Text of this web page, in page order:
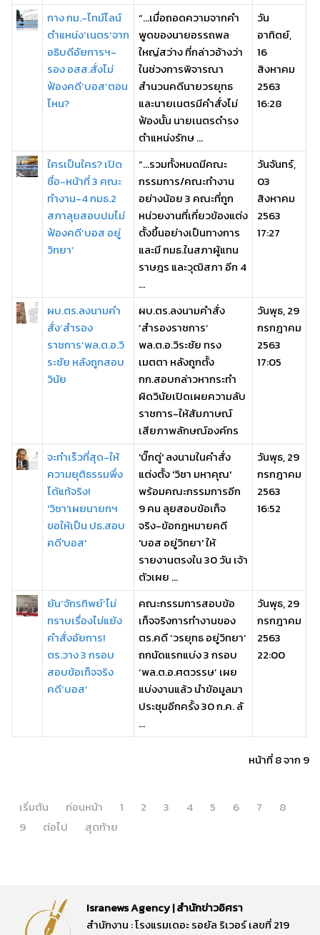
กาง กม.-ไทม์ไลน์
ตำแหน่ง‘เนตร’จาก
อธิบดีอัยการฯ-
รอง อสส.สั่งไม่
ฟ้องคดี‘บอส’ตอน
ไหน?
“...เมื่อถอดความจากคำ
พูดของนายอรรถพล
ใหญ่สว่าง ที่กล่าวอ้างว่า
ในช่วงการพิจารณา
สำนวนคดีนายวรยุทธ
และนายเนตรมีคำสั่งไม่
ฟ้องนั้น นายเนตรดำรง
ตำแหน่งรักษ ...
วัน
อาทิตย์,
16
สิงหาคม
2563
16:28
ใครเป็นใคร? เปิด
ชื่อ-หน้าที่ 3 คณะ
ทำงาน-4 กมธ.2
สภาลุยสอบปมไม่
ฟ้องคดี‘บอส อยู่
วิทยา’
“...รวมทั้งหมดมีคณะ
กรรมการ/คณะทำงาน
อย่างน้อย 3 คณะที่ถูก
หน่วยงานที่เกี่ยวข้องแต่ง
ตั้งขึ้นอย่างเป็นทางการ
และมี กมธ.ในสภาผู้แทน
ราษฎร และวุฒิสภา อีก 4
...
วันจันทร์,
03
สิงหาคม
2563
17:27
ผบ.ตร.ลงนามคำ
สั่ง‘สำรอง
ราชการ’พล.ต.อ.วิ
ระชัย หลังถูกสอบ
วินัย
ผบ.ตร.ลงนามคำสั่ง
‘สำรองราชการ’
พล.ต.อ.วิระชัย ทรง
เมตตา หลังถูกตั้ง
กก.สอบกล่าวหากระทำ
ผิดวินัยเปิดเผยความลับ
ราชการ-ให้สัมภาษณ์
เสียภาพลักษณ์องค์กร
วันพุธ, 29
กรกฎาคม
2563
17:05
จะทำเร็วที่สุด-ให้
ความยุติธรรมพึ่ง
ได้แท้จริง!
'วิชา'เผยนายกฯ
ขอให้เป็น ปธ.สอบ
คดี'บอส'
'บิ๊กตู่' ลงนามในคำสั่ง
แต่งตั้ง 'วิชา มหาคุณ'
พร้อมคณะกรรมการอีก
9 คน ลุยสอบข้อเท็จ
จริง-ข้อกฎหมายคดี
'บอส อยู่วิทยา' ให้
รายงานตรงใน 30 วัน เจ้า
ตัวเผย ...
วันพุธ, 29
กรกฎาคม
2563
16:52
ยัน‘จักรทิพย์’ไม่
ทราบเรื่องไม่แย้ง
คำสั่งอัยการ!
ตร.วาง 3 กรอบ
สอบข้อเท็จจริง
คดี‘บอส’
คณะกรรมการสอบข้อ
เท็จจริงการทำงานของ
ตร.คดี ‘วรยุทธ อยู่วิทยา’
ถกนัดแรกแบ่ง 3 กรอบ
‘พล.ต.อ.ศตวรรษ’ เผย
แบ่งงานแล้ว นำข้อมูลมา
ประชุมอีกครั้ง 30 ก.ค. ลั
...
วันพุธ, 29
กรกฎาคม
2563
22:00
หน้าที่ 8 จาก 9
เริ่มต้น ก่อนหน้า 1 2 3 4 5 6 7
8
9
ต่อไป สุดท้าย
Isranews Agency | สำนักข่าวอิศรา
สำนักงาน : โรงแรมเดอะ รอยัล ริเวอร์ เลขที่ 219